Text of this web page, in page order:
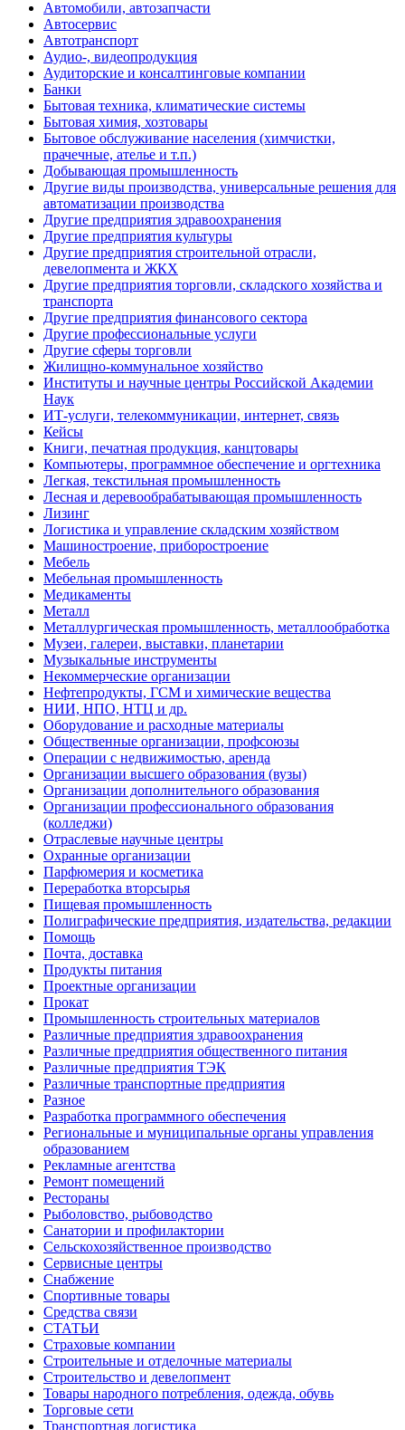
Автомобили, автозапчасти
Автосервис
Автотранспорт
Аудио-, видеопродукция
Аудиторские и консалтинговые компании
Банки
Бытовая техника, климатические системы
Бытовая химия, хозтовары
Бытовое обслуживание населения (химчистки,
прачечные, ателье и т.п.)
Добывающая промышленность
Другие виды производства, универсальные решения для
автоматизации производства
Другие предприятия здравоохранения
Другие предприятия культуры
Другие предприятия строительной отрасли,
девелопмента и ЖКХ
Другие предприятия торговли, складского хозяйства и
транспорта
Другие предприятия финансового сектора
Другие профессиональные услуги
Другие сферы торговли
Жилищно-коммунальное хозяйство
Институты и научные центры Российской Академии
Наук
ИТ-услуги, телекоммуникации, интернет, связь
Кейсы
Книги, печатная продукция, канцтовары
Компьютеры, программное обеспечение и оргтехника
Легкая, текстильная промышленность
Лесная и деревообрабатывающая промышленность
Лизинг
Логистика и управление складским хозяйством
Машиностроение, приборостроение
Мебель
Мебельная промышленность
Медикаменты
Металл
Металлургическая промышленность, металлообработка
Музеи, галереи, выставки, планетарии
Музыкальные инструменты
Некоммерческие организации
Нефтепродукты, ГСМ и химические вещества
НИИ, НПО, НТЦ и др.
Оборудование и расходные материалы
Общественные организации, профсоюзы
Операции с недвижимостью, аренда
Организации высшего образования (вузы)
Организации дополнительного образования
Организации профессионального образования
(колледжи)
Отраслевые научные центры
Охранные организации
Парфюмерия и косметика
Переработка вторсырья
Пищевая промышленность
Полиграфические предприятия, издательства, редакции
Помощь
Почта, доставка
Продукты питания
Проектные организации
Прокат
Промышленность строительных материалов
Различные предприятия здравоохранения
Различные предприятия общественного питания
Различные предприятия ТЭК
Различные транспортные предприятия
Разное
Разработка программного обеспечения
Региональные и муниципальные органы управления
образованием
Рекламные агентства
Ремонт помещений
Рестораны
Рыболовство, рыбоводство
Санатории и профилактории
Сельскохозяйственное производство
Сервисные центры
Снабжение
Спортивные товары
Средства связи
СТАТЬИ
Страховые компании
Строительные и отделочные материалы
Строительство и девелопмент
Товары народного потребления, одежда, обувь
Торговые сети
Транспортная логистика